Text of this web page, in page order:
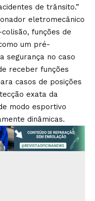
de trânsito.”
eletromecânico
funções de
um pré-
segurança no caso
receber funções
casos de posições
exata da
modo esportivo
dinâmicas.